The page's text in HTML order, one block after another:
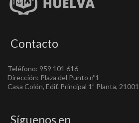
Contacto
Teléfono: 959 101 616
Dirección: Plaza del Punto nº1
Casa Colón, Edif. Principal 1ª Planta, 21001
Síguenos en